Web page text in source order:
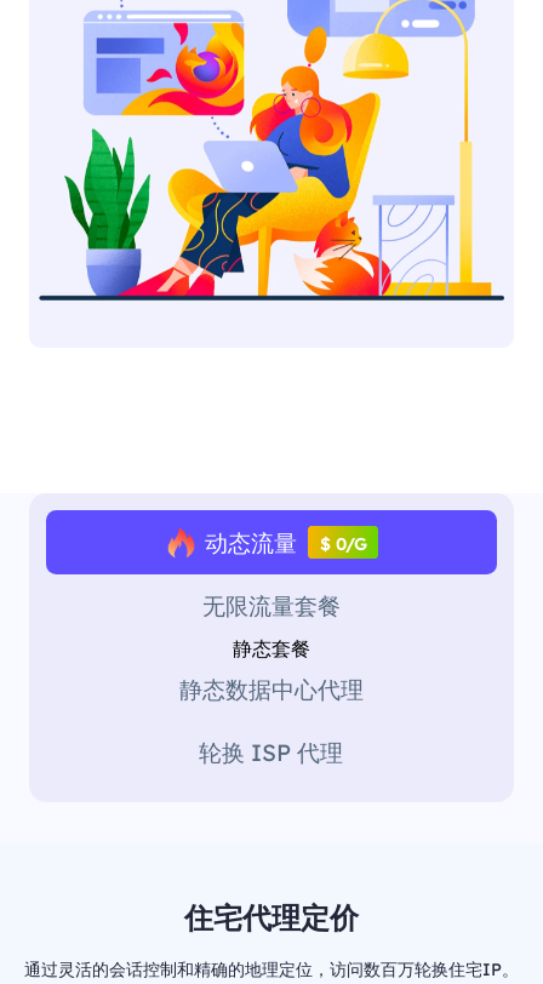
动态流量 $ 0/G
无限流量套餐
静态套餐
静态数据中心代理
轮换 ISP 代理
住宅代理定价
通过灵活的会话控制和精确的地理定位，访问数百万轮换住宅IP。